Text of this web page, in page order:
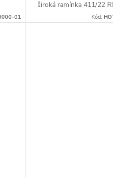
01
široká ramínka 411/22
Kód: